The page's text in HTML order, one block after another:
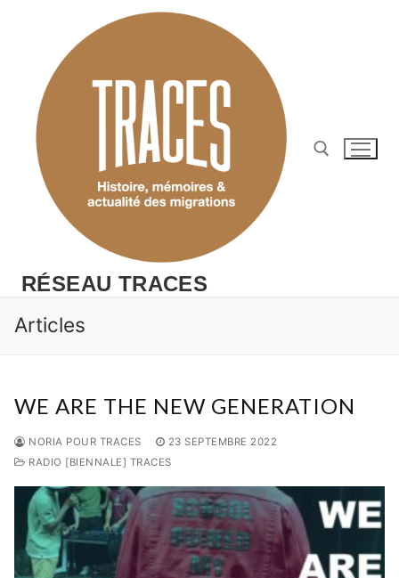
RÉSEAU TRACES
Articles
WE ARE THE NEW GENERATION
NORIA POUR TRACES
23 SEPTEMBRE 2022
RADIO [BIENNALE] TRACES